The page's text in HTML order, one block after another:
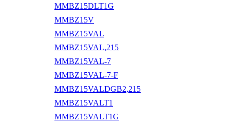
MMBZ15DLT1G
MMBZ15V
MMBZ15VAL
MMBZ15VAL,215
MMBZ15VAL-7
MMBZ15VAL-7-F
MMBZ15VALDGB2,215
MMBZ15VALT1
MMBZ15VALT1G